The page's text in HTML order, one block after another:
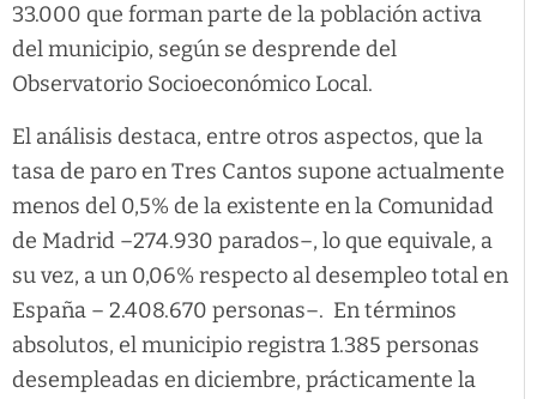
33.000 que forman parte de la población activa
del municipio, según se desprende del
Observatorio Socioeconómico Local.
El análisis destaca, entre otros aspectos, que la
tasa de paro en Tres Cantos supone actualmente
menos del 0,5% de la existente en la Comunidad
de Madrid –274.930 parados–, lo que equivale, a
su vez, a un 0,06% respecto al desempleo total en
España – 2.408.670 personas–. En términos
absolutos, el municipio registra 1.385 personas
desempleadas en diciembre, prácticamente la